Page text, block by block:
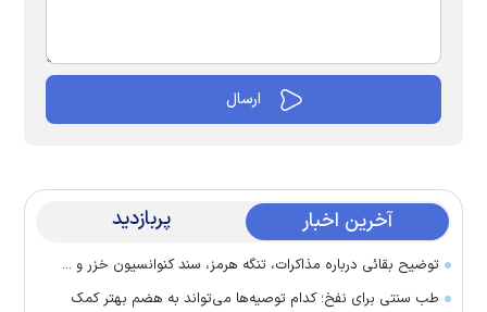
آخرین اخبار پربازدید
توضیح بقائی درباره مذاکرات، تنگه هرمز، سند کنوانسیون خزر و ...
طب سنتی برای نفخ؛ کدام توصیه‌ها می‌تواند به هضم بهتر کمک